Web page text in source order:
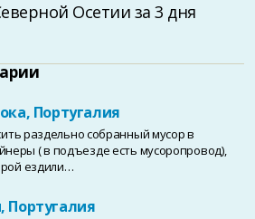
Осетии за 3 дня
Португалия
раздельно собранный мусор в
( в подъезде есть мусоропровод),
ездили…
Португалия